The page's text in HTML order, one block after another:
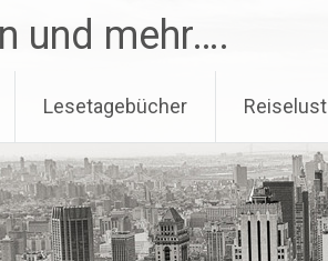
und mehr….
Lesetagebücher Reiselust